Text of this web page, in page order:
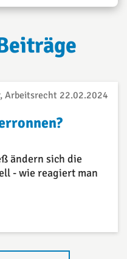
Arbeitsrecht 22.02.2024
ändern sich die
- wie reagiert man